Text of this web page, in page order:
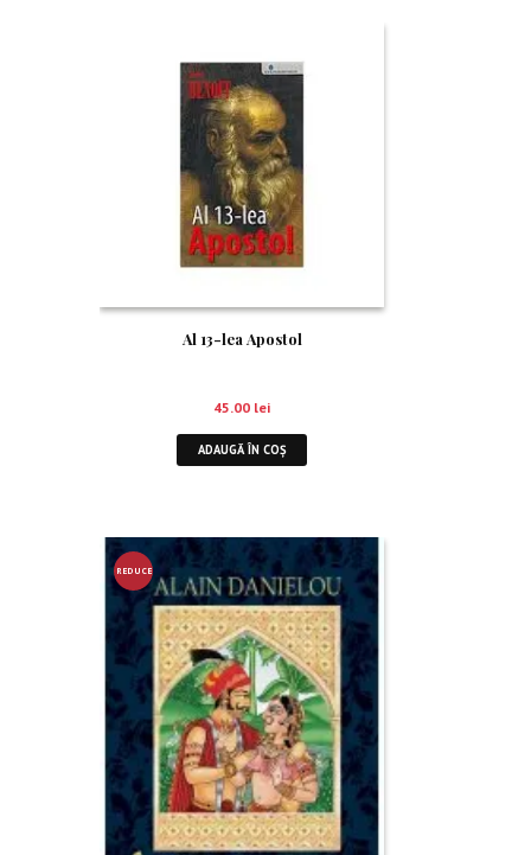
Al 13-lea Apostol
45.00 lei
ADAUGĂ ÎN COȘ
REDUCE